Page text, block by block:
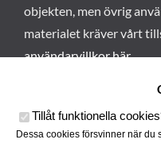
objekten, men övrig
materialet kräver vårt
användarvillkor här.
Tillåt funktionella cookies
Dessa cookies försvinner när du